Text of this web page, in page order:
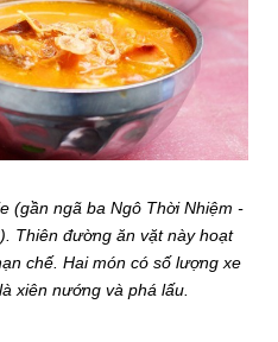
(gần ngã ba Ngô Thời Nhiệm -
Thiên đường ăn vặt này hoạt
chế. Hai món có số lượng xe
xiên nướng và phá lấu.